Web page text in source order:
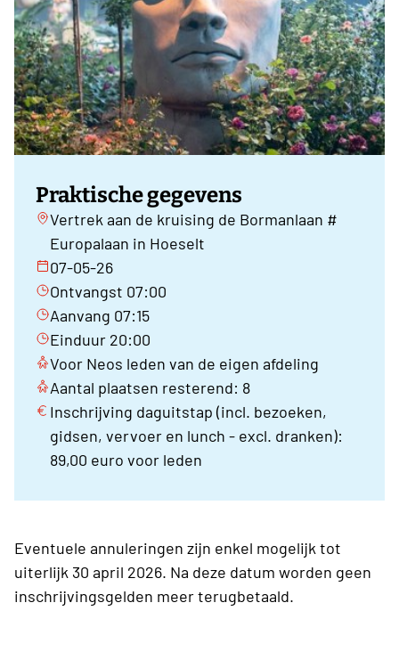
Praktische gegevens
Vertrek aan de kruising de Bormanlaan #
Europalaan in Hoeselt
07-05-26
Ontvangst 07:00
Aanvang 07:15
Einduur 20:00
Voor Neos leden van de eigen afdeling
Aantal plaatsen resterend: 8
Inschrijving daguitstap (incl. bezoeken,
gidsen, vervoer en lunch - excl. dranken):
89,00 euro voor leden
Eventuele annuleringen zijn enkel mogelijk tot
uiterlijk 30 april 2026. Na deze datum worden geen
inschrijvingsgelden meer terugbetaald.